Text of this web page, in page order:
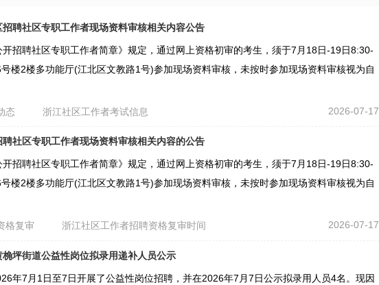
聘社区专职工作者现场资料审核相关内容公告
招聘社区专职工作者简章》规定，通过网上资格初审的考生，须于7月18日-19日8:30-
楼2楼多功能厅(江北区文教路1号)参加现场资料审核，未按时参加现场资料审核视为自
2026-07-17
态 浙江社区工作者考试信息
社区专职工作者现场资料审核相关内容的公告
招聘社区专职工作者简章》规定，通过网上资格初审的考生，须于7月18日-19日8:30-
楼2楼多功能厅(江北区文教路1号)参加现场资料审核，未按时参加现场资料审核视为自
2026-07-17
格复审 浙江社区工作者招聘资格复审时间
坪街道公益性岗位拟录用递补人员公示
年7月1日至7日开展了公益性岗位招聘，并在2026年7月7日公示拟录用人员4名。现因